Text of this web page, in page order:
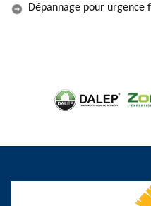
Dépannage pour urgence